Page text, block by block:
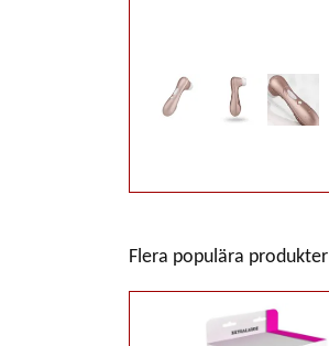
Flera populära produkter